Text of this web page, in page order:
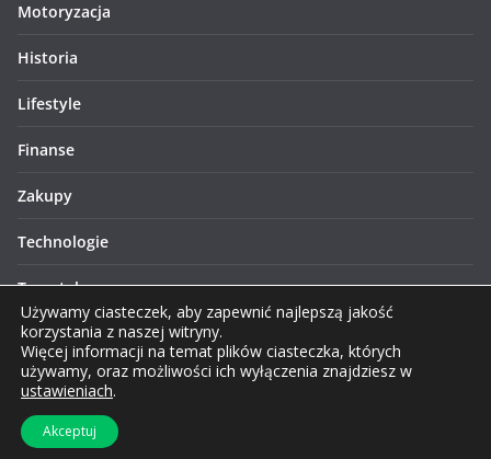
Motoryzacja
Historia
Lifestyle
Finanse
Zakupy
Technologie
Turystyka
Używamy ciasteczek, aby zapewnić najlepszą jakość
korzystania z naszej witryny.
Więcej informacji na temat plików ciasteczka, których
używamy, oraz możliwości ich wyłączenia znajdziesz w
ustawieniach.
Akceptuj